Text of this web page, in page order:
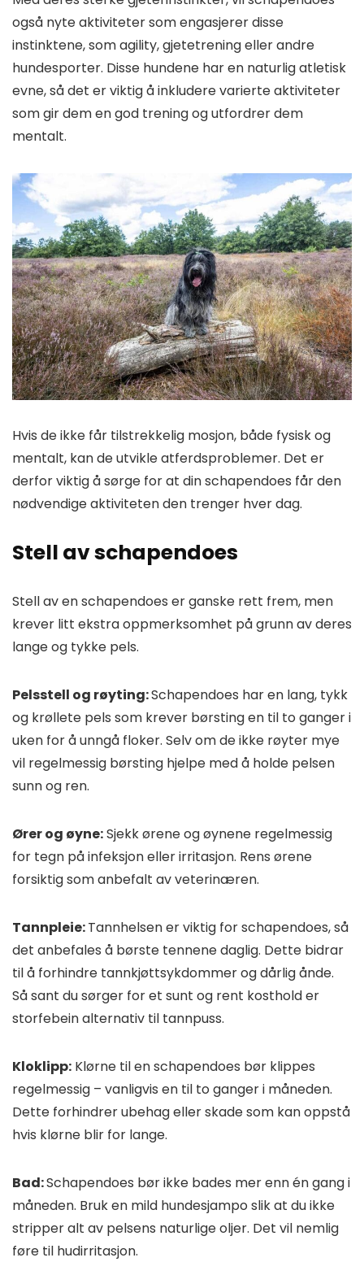
også nyte aktiviteter som engasjerer disse
instinktene, som agility, gjetetrening eller andre
hundesporter. Disse hundene har en naturlig atletisk
evne, så det er viktig å inkludere varierte aktiviteter
som gir dem en god trening og utfordrer dem
mentalt.
Hvis de ikke får tilstrekkelig mosjon, både fysisk og
mentalt, kan de utvikle atferdsproblemer. Det er
derfor viktig å sørge for at din schapendoes får den
nødvendige aktiviteten den trenger hver dag.
Stell av schapendoes
Stell av en schapendoes er ganske rett frem, men
krever litt ekstra oppmerksomhet på grunn av deres
lange og tykke pels.
Pelsstell og røyting:Schapendoes har en lang, tykk
og krøllete pels som krever børsting en til to ganger i
uken for å unngå floker. Selv om de ikke røyter mye
vil regelmessig børsting hjelpe med å holde pelsen
sunn og ren.
Ører og øyne:Sjekk ørene og øynene regelmessig
for tegn på infeksjon eller irritasjon. Rens ørene
forsiktig som anbefalt av veterinæren.
Tannpleie:Tannhelsen er viktig for schapendoes, så
det anbefales å børste tennene daglig. Dette bidrar
til å forhindre tannkjøttsykdommer og dårlig ånde.
Så sant du sørger for et sunt og rent kosthold er
storfebein alternativ til tannpuss.
Kloklipp: Klørne til en schapendoes bør klippes
regelmessig – vanligvis en til to ganger i måneden.
Dette forhindrer ubehag eller skade som kan oppstå
hvis klørne blir for lange.
Bad:Schapendoes bør ikke bades mer enn én gang i
måneden. Bruk en mild hundesjampo slik at du ikke
stripper alt av pelsens naturlige oljer. Det vil nemlig
føre til hudirritasjon.